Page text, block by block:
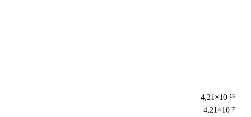
4,21×10⁻¹⁶
4,21×10⁻⁷